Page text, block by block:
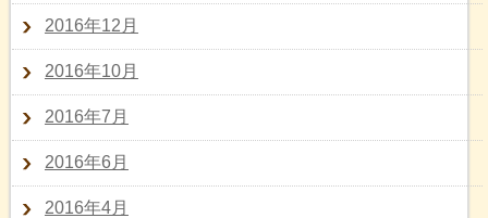
2016年12月
2016年10月
2016年7月
2016年6月
2016年4月